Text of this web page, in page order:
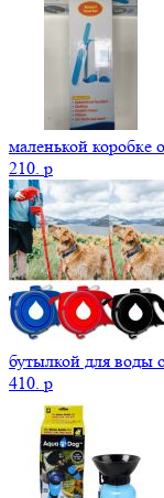
маленькой коробке
210. p
бутылкой для воды
410. p